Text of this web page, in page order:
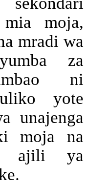
moja,
mradi wa
za
ni
yote
unajenga
moja na
ajili ya